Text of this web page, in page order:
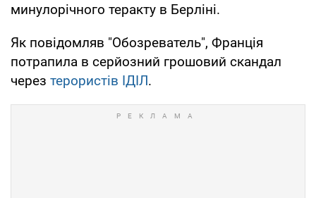
минулорічного теракту в Берліні.
Як повідомляв "Обозреватель", Франція
потрапила в серйозний грошовий скандал
через терористів ІДІЛ.